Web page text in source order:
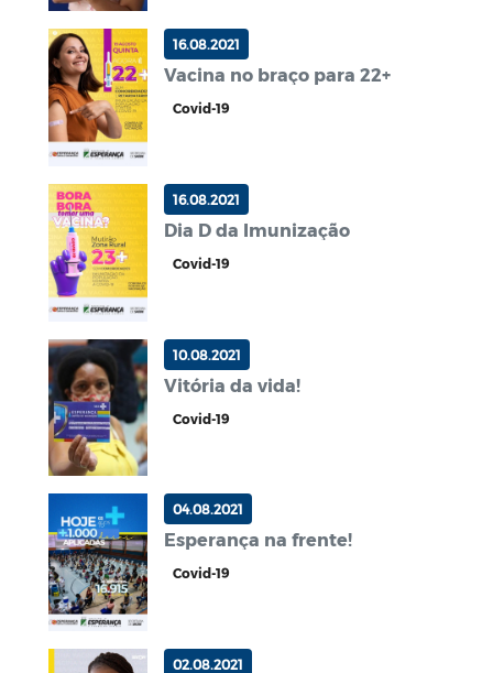
16.08.2021
Vacina no braço para 22+
Covid-19
16.08.2021
Dia D da Imunização
Covid-19
10.08.2021
Vitória da vida!
Covid-19
04.08.2021
Esperança na frente!
Covid-19
02.08.2021